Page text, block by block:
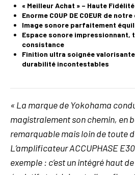
« Meilleur Achat » – Haute Fidélité
Enorme COUP DE COEUR de
Image sonore parfaitement
Espace sonore impressionnant, t
consistance
Finition ultra soignée
durabilité incontestables
« La marque de Yokohama
magistralement son chemin, en
remarquable mais loin de toute
L’amplificateur ACCUPHASE
exemple : c’est un intégré haut